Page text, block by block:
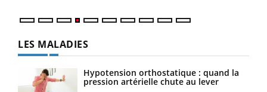
LES MALADIES
Hypotension orthostatique : quand la
pression artérielle chute au lever